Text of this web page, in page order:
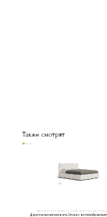
Также смотрят
Двуспальная кровать Онда с волнообразным
Двуспальная кровать Онда с